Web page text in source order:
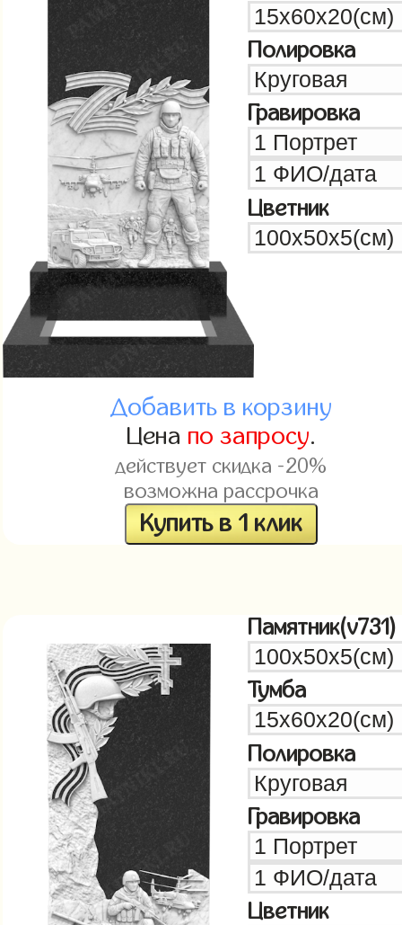
Полировка
Гравировка
Цветник
Добавить в корзину
Цена по запросу.
действует скидка -20%
возможна рассрочка
Купить в 1 клик
Памятник(v731)
Тумба
Полировка
Гравировка
Цветник